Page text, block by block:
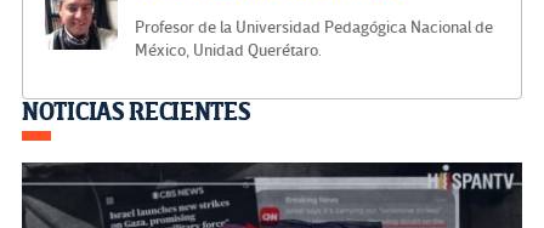
Profesor de la Universidad Pedagógica Nacional de
México, Unidad Querétaro.
Navegación
de
entradas
NOTICIAS RECIENTES